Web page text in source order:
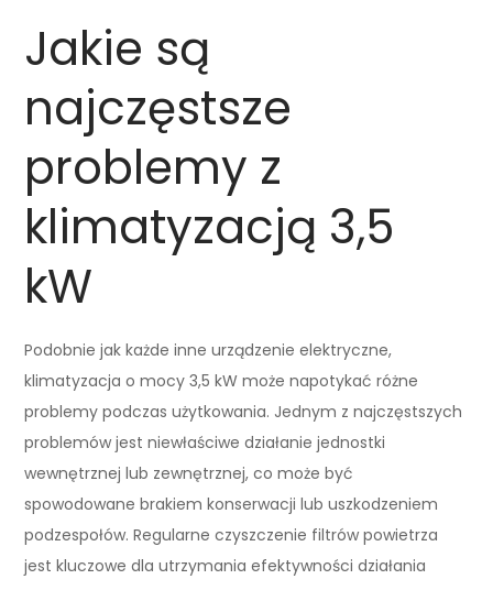
Jakie są
najczęstsze
problemy z
klimatyzacją 3,5
kW
Podobnie jak każde inne urządzenie elektryczne,
klimatyzacja o mocy 3,5 kW może napotykać różne
problemy podczas użytkowania. Jednym z najczęstszych
problemów jest niewłaściwe działanie jednostki
wewnętrznej lub zewnętrznej, co może być
spowodowane brakiem konserwacji lub uszkodzeniem
podzespołów. Regularne czyszczenie filtrów powietrza
jest kluczowe dla utrzymania efektywności działania